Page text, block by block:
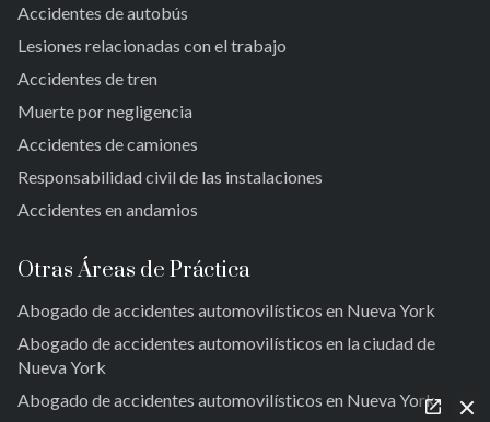
San Albano
Jamaica
Rockaway lejana
Brookville
Warnerville
Accidentes de autobús
Lesiones relacionadas con el trabajo
Accidentes de tren
Muerte por negligencia
Accidentes de camiones
Responsabilidad civil de las instalaciones
Accidentes en andamios
Otras Áreas de Práctica
Abogado de accidentes automovilísticos en Nueva York
Abogado de accidentes automovilísticos en la ciudad de
Nueva York
Abogado de accidentes automovilísticos en Nueva York